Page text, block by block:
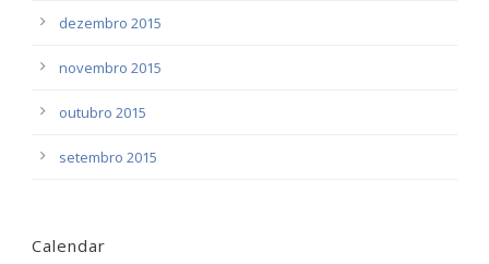
dezembro 2015
novembro 2015
outubro 2015
setembro 2015
Calendar